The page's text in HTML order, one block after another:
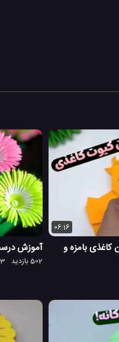
06:16
بامزه و
آموزش
502 بازدید 3 سال پیش